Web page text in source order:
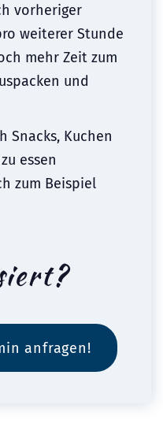
vorheriger
weiterer Stunde
mehr Zeit zum
und
Snacks, Kuchen
essen
zum Beispiel
anfragen!